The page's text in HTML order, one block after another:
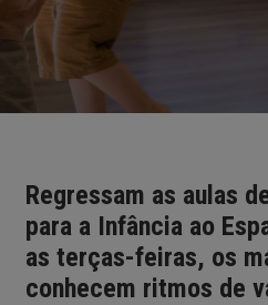
Regressam as aulas
para a Infância ao
as terças-feiras, os
conhecem ritmos de